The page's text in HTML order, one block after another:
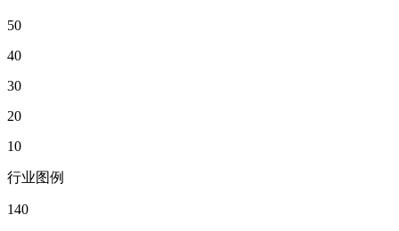
50
40
30
20
10
行业图例
140